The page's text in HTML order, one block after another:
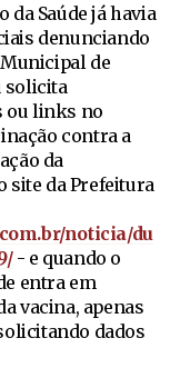
Saúde já havia
denunciando
de
solicita
ou links no
contra a
da
site da Prefeitura
noticia/du
- e quando o
entra em
vacina, apenas
dados